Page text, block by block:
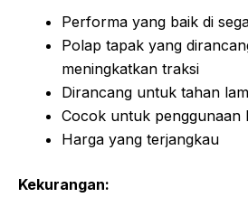
Performa yang baik di
Polap tapak yang
meningkatkan traksi
Dirancang untuk tahan
Cocok untuk penggunaan
Harga yang terjangkau
Kekurangan: